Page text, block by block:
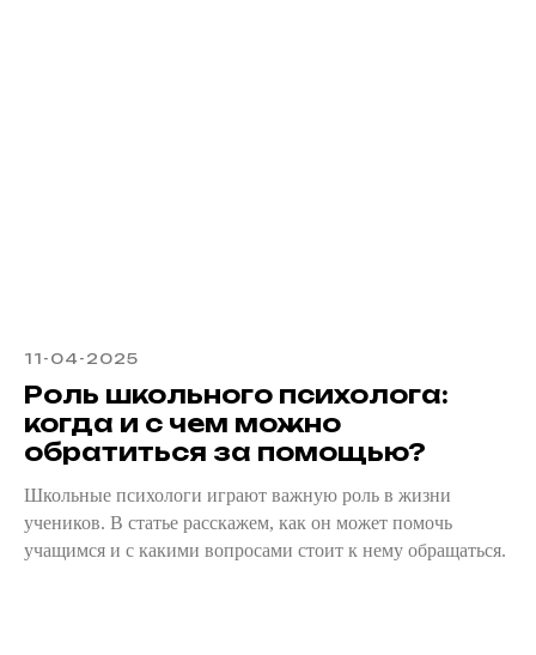
11-04-2025
Роль школьного психолога:
когда и с чем можно
обратиться за помощью?
Школьные психологи играют важную роль в жизни
учеников. В статье расскажем, как он может помочь
учащимся и с какими вопросами стоит к нему обращаться.